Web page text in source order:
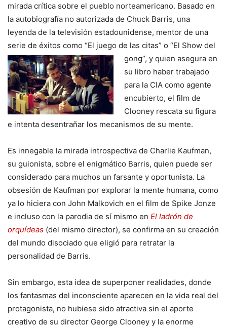
mirada crítica sobre el pueblo norteamericano. Basado en
la autobiografía no autorizada de Chuck Barris, una
leyenda de la televisión estadounidense, mentor de una
serie de éxitos como “El juego de las citas” o “El Show del
gong”, y quien asegura en
su libro haber trabajado
para la CIA como agente
encubierto, el film de
Clooney rescata su figura
e intenta desentrañar los mecanismos de su mente.
Es innegable la mirada introspectiva de Charlie Kaufman,
su guionista, sobre el enigmático Barris, quien puede ser
considerado para muchos un farsante y oportunista. La
obsesión de Kaufman por explorar la mente humana, como
ya lo hiciera con John Malkovich en el film de Spike Jonze
e incluso con la parodia de sí mismo en El ladrón de
orquídeas (del mismo director), se confirma en su creación
del mundo disociado que eligió para retratar la
personalidad de Barris.
Sin embargo, esta idea de superponer realidades, donde
los fantasmas del inconsciente aparecen en la vida real del
protagonista, no hubiese sido atractiva sin el aporte
creativo de su director George Clooney y la enorme